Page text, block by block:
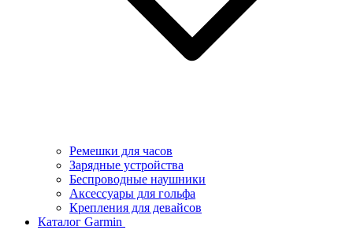
Ремешки для часов
Зарядные устройства
Беспроводные наушники
Аксессуары для гольфа
Крепления для девайсов
Каталог Garmin